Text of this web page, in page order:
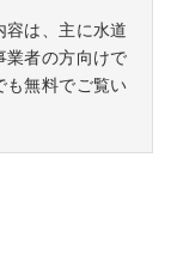
容は、主に水道
業者の方向けで
も無料でご覧い